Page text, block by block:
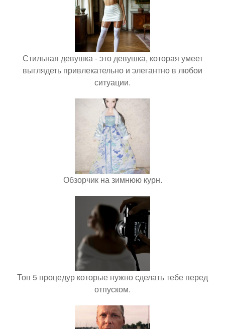
Стильная девушка - это девушка, которая умеет
выглядеть привлекательно и элегантно в любои
ситуации.
Обзорчик на зимнюю курн.
Топ 5 процедур которые нужно сделать тебе перед
отпуском.